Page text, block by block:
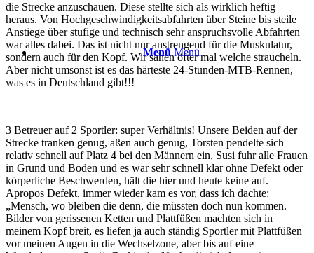
Menü Menü
die Strecke anzuschauen. Diese stellte sich als wirklich heftig
heraus. Von Hochgeschwindigkeitsabfahrten über Steine bis steile
Anstiege über stufige und technisch sehr anspruchsvolle Abfahrten
war alles dabei. Das ist nicht nur anstrengend für die Muskulatur,
sondern auch für den Kopf. Wir sahen öfter mal welche straucheln.
Aber nicht umsonst ist es das härteste 24-Stunden-MTB-Rennen,
was es in Deutschland gibt!!!
3 Betreuer auf 2 Sportler: super Verhältnis! Unsere Beiden auf der
Strecke tranken genug, aßen auch genug, Torsten pendelte sich
relativ schnell auf Platz 4 bei den Männern ein, Susi fuhr alle Frauen
in Grund und Boden und es war sehr schnell klar ohne Defekt oder
körperliche Beschwerden, hält die hier und heute keine auf.
Apropos Defekt, immer wieder kam es vor, dass ich dachte:
„Mensch, wo bleiben die denn, die müssten doch nun kommen.
Bilder von gerissenen Ketten und Plattfüßen machten sich in
meinem Kopf breit, es liefen ja auch ständig Sportler mit Plattfüßen
vor meinen Augen in die Wechselzone, aber bis auf eine